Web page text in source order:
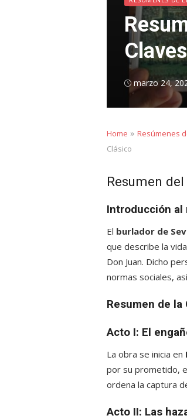
Posted
on
marzo 24,
Home » Resúmenes
Clásico
Resumen
Introducción al
El burlador de
que describe la
Don Juan. Dicho
normas sociales,
Resumen de la
Acto I: El
La obra se inicia en
por su prometido,
ordena la captura
Acto II: Las